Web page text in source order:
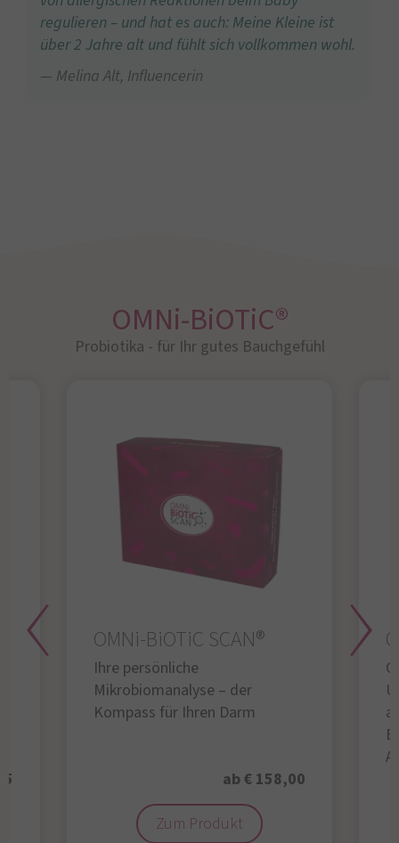
regulieren – und hat es auch: Meine Kleine ist
über 2 Jahre alt und fühlt sich vollkommen wohl.
Melina Alt, Influencerin
OMNi-BiOTiC®
Probiotika - für Ihr gutes Bauchgefühl​
OMNi-BiOTiC SCAN®
Ihre persönliche
Mikrobiomanalyse – der
Kompass für Ihren Darm
ab € 158,00
Zum Produkt